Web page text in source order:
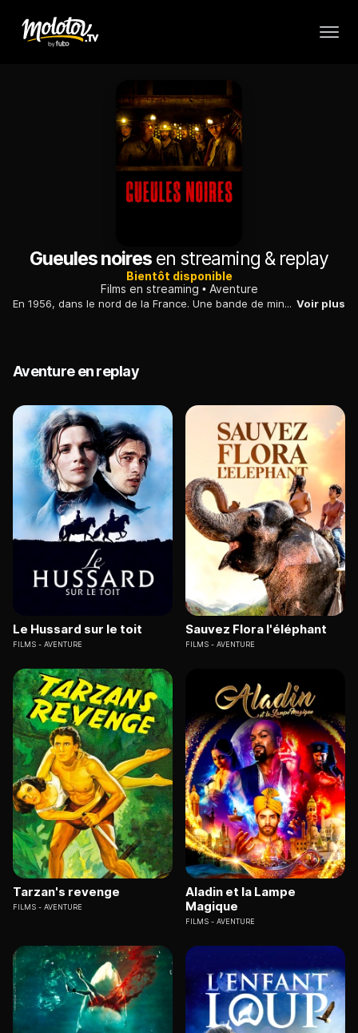
Gueules noiresen streaming & replay
Bientôt disponible
Films en streaming
Aventure
En 1956, dans le nord de la France. Une bande de mineurs de fond se voit obligée de conduire un professeur faire des prélèvements à mille mètres sous terre. Après un éboulement qui les empêche de remonter, ils découvrent une crypte d’un autre temps, et réveillent sans le savoir une créature légendaire assoiffée de sang. Voir plus
Aventure en replay
Le Hussard sur le toit
FILMS AVENTURE
Sauvez Flora l'éléphant
FILMS AVENTURE
Tarzan's revenge
FILMS AVENTURE
Aladin et la Lampe
Magique
FILMS AVENTURE